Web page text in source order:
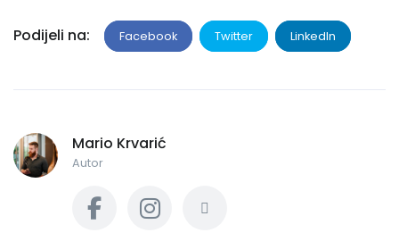
Podijeli na: Facebook Twitter LinkedIn
Mario Krvarić
Autor